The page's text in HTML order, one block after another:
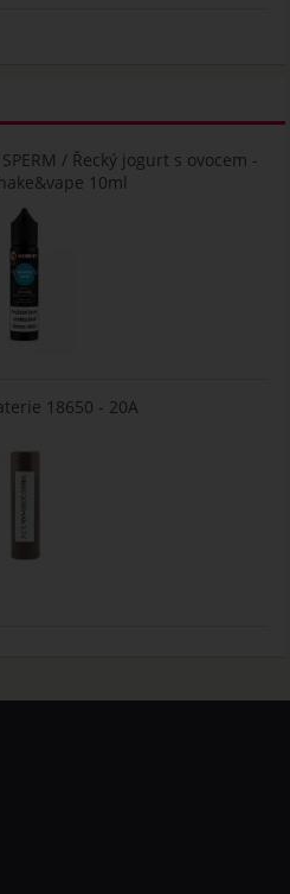
/ Řecký jogurt s ovocem -
10ml
18650 - 20A